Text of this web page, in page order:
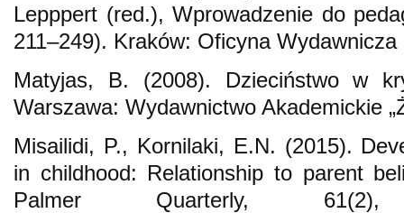
Lepppert (red.), Wprowadzenie do
211–249). Kraków: Oficyna Wydawnicza
Matyjas, B. (2008). Dzieciństwo w
Warszawa: Wydawnictwo Akademickie
Misailidi, P., Kornilaki, E.N. (2015).
in childhood: Relationship to parent
Palmer Quarterly,